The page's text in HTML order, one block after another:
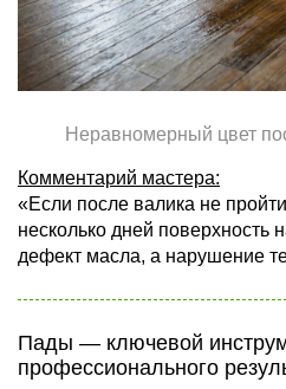
Неравномерный цвет
Комментарий мастера:
«Если после валика не
несколько дней поверхность
дефект масла, а нарушение
Пады — ключевой
профессионального